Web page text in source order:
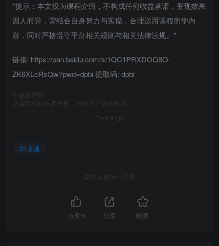
*提示：本文仅为课程介绍，不构成任何收益承诺，变现效果
因人而异，需结合自身努力与实操，合理运用课程所学内
容，同时严格遵守平台相关规则与相关法律法规。*
链接: https://pan.baidu.com/s/1QC1PRXDOQ8O-
ZK6XLcRsQw?pwd=dpbi 提取码: dpbi
版权声明
文章版权归作者所有，未经允许请勿转载。
THE END
直播
喜欢就支持一下吧
点赞 0 分享 收藏